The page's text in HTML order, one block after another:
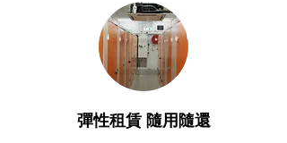
彈性租賃 隨用隨還